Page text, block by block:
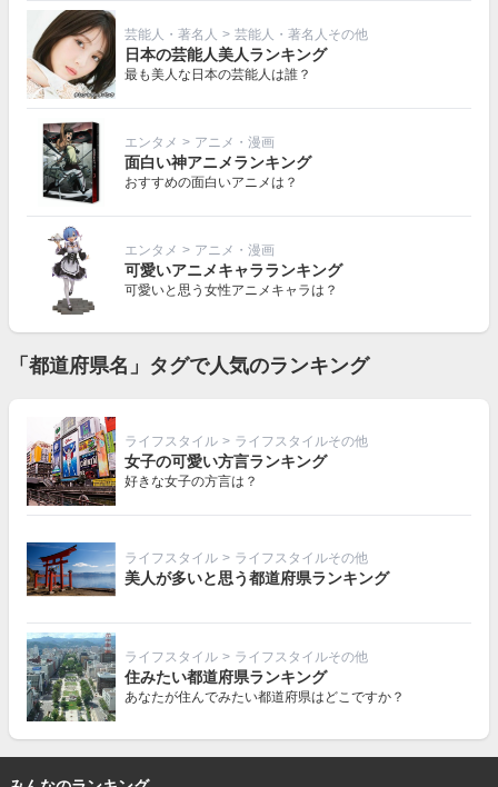
芸能人・著名人 > 芸能人・著名人その他
日本の芸能人美人ランキング
最も美人な日本の芸能人は誰？
エンタメ > アニメ・漫画
面白い神アニメランキング
おすすめの面白いアニメは？
エンタメ > アニメ・漫画
可愛いアニメキャラランキング
可愛いと思う女性アニメキャラは？
「都道府県名」タグで人気のランキング
ライフスタイル > ライフスタイルその他
女子の可愛い方言ランキング
好きな女子の方言は？
ライフスタイル > ライフスタイルその他
美人が多いと思う都道府県ランキング
ライフスタイル > ライフスタイルその他
住みたい都道府県ランキング
あなたが住んでみたい都道府県はどこですか？